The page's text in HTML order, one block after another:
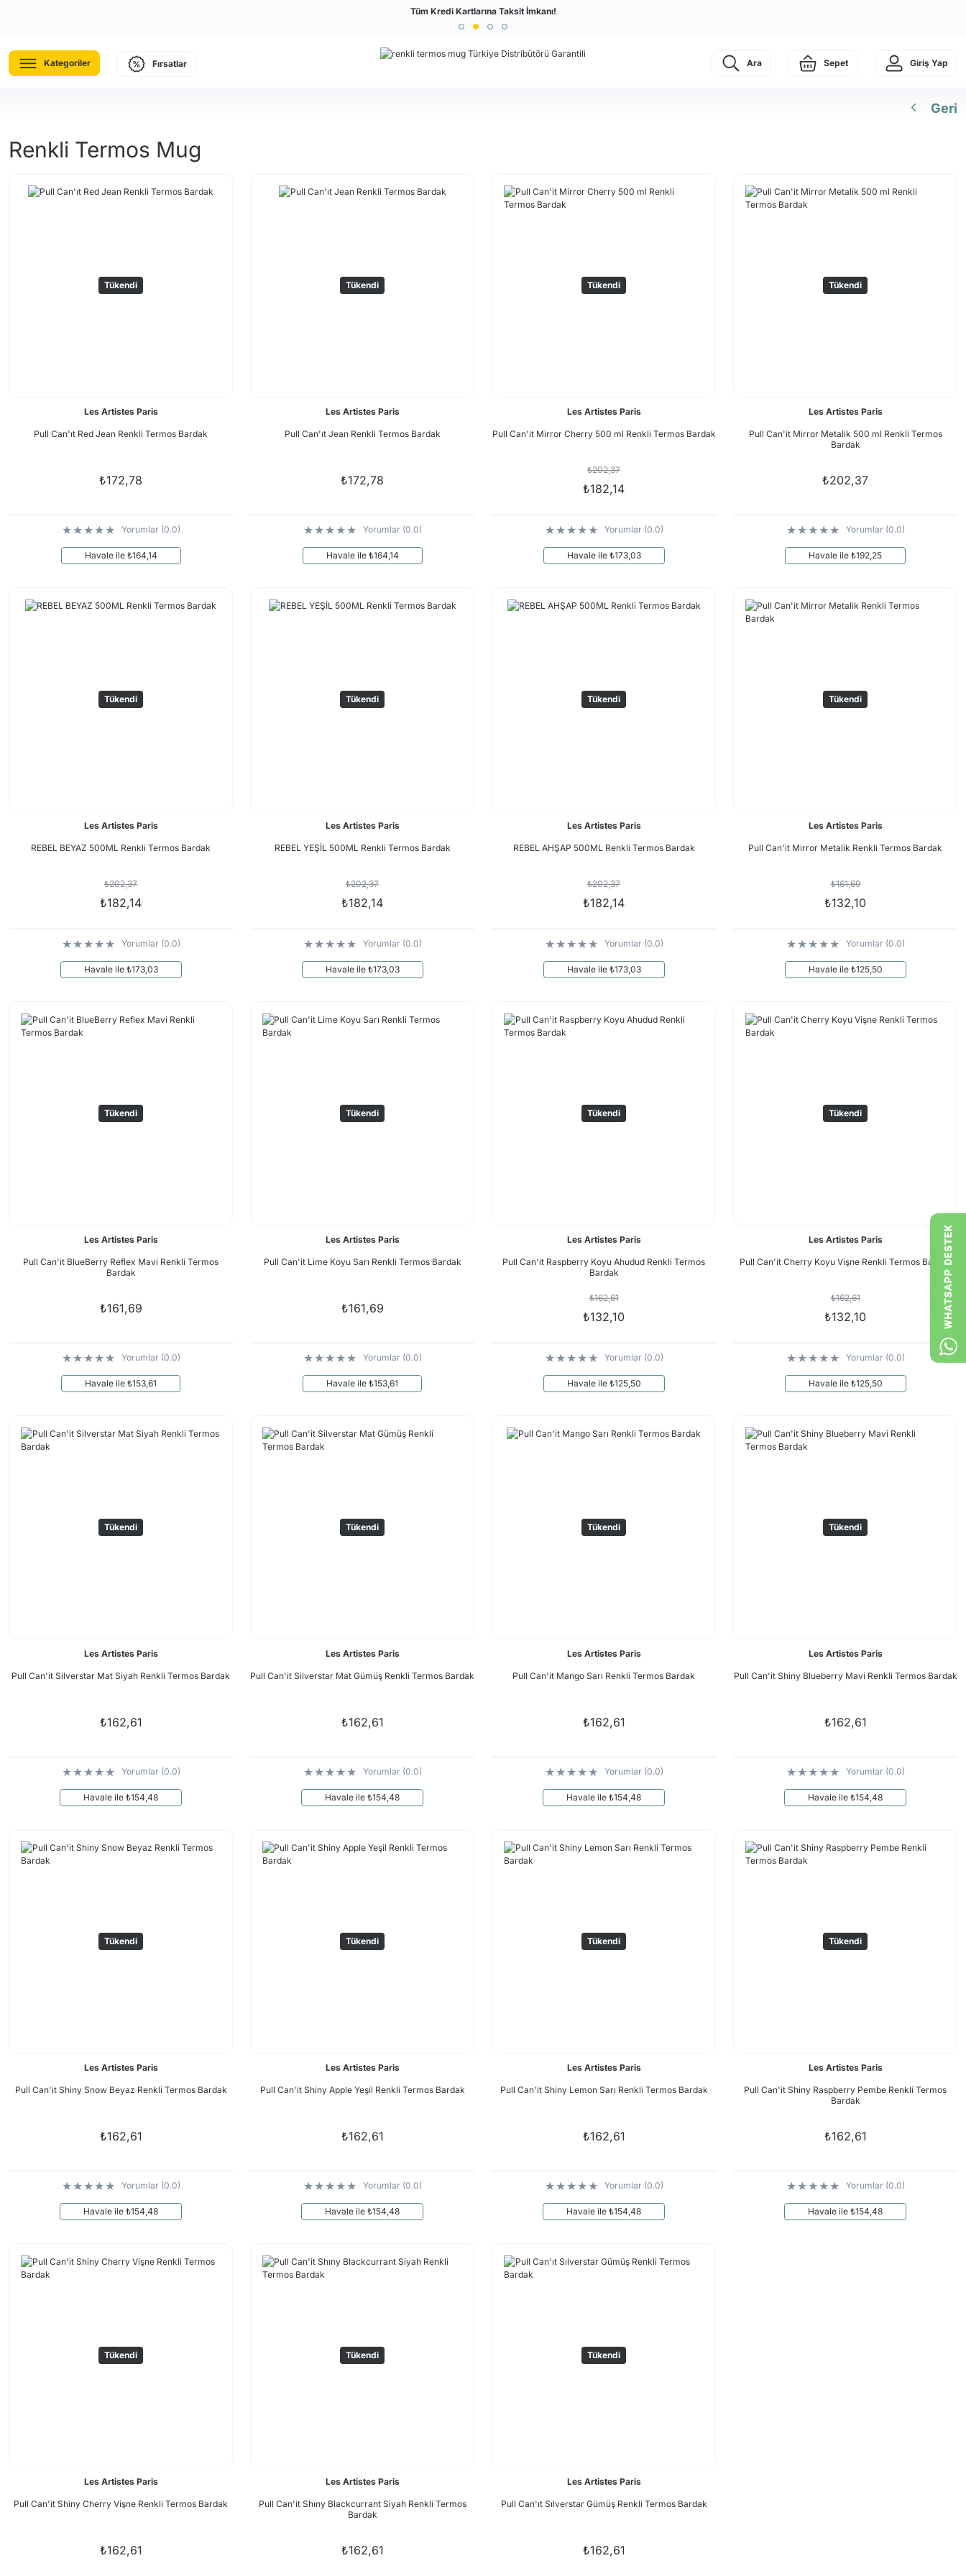
Türkiye'nin En Büyük Outdoor Sitesi
Tüm Kredi Kartlarına Taksit İmkanı!
Kategoriler Fırsatlar Ara Sepet Giriş Yap
Geri
Renkli Termos Mug
Tükendi
Les Artistes Paris
Pull Can'ıt Red Jean Renkli Termos Bardak
₺172,78
Yorumlar (0.0)
Havale ile ₺164,14
Tükendi
Les Artistes Paris
Pull Can'ıt Jean Renkli Termos Bardak
₺172,78
Yorumlar (0.0)
Havale ile ₺164,14
Tükendi
Les Artistes Paris
Pull Can'it Mirror Cherry 500 ml Renkli Termos Bardak
₺202,37
₺182,14
Yorumlar (0.0)
Havale ile ₺173,03
Tükendi
Les Artistes Paris
Pull Can'it Mirror Metalik 500 ml Renkli Termos
Bardak
₺202,37
Yorumlar (0.0)
Havale ile ₺192,25
Tükendi
Les Artistes Paris
REBEL BEYAZ 500ML Renkli Termos Bardak
₺202,37
₺182,14
Yorumlar (0.0)
Havale ile ₺173,03
Tükendi
Les Artistes Paris
REBEL YEŞİL 500ML Renkli Termos Bardak
₺202,37
₺182,14
Yorumlar (0.0)
Havale ile ₺173,03
Tükendi
Les Artistes Paris
REBEL AHŞAP 500ML Renkli Termos Bardak
₺202,37
₺182,14
Yorumlar (0.0)
Havale ile ₺173,03
Tükendi
Les Artistes Paris
Pull Can'it Mirror Metalik Renkli Termos Bardak
₺161,69
₺132,10
Yorumlar (0.0)
Havale ile ₺125,50
Tükendi
Les Artistes Paris
Pull Can'it BlueBerry Reflex Mavi Renkli Termos
Bardak
₺161,69
Yorumlar (0.0)
Havale ile ₺153,61
Tükendi
Les Artistes Paris
Pull Can'it Lime Koyu Sarı Renkli Termos Bardak
₺161,69
Yorumlar (0.0)
Havale ile ₺153,61
Tükendi
Les Artistes Paris
Pull Can'it Raspberry Koyu Ahudud Renkli Termos
Bardak
₺162,61
₺132,10
Yorumlar (0.0)
Havale ile ₺125,50
Tükendi
Les Artistes Paris
Pull Can'it Cherry Koyu Vişne Renkli Termos Bardak
₺162,61
₺132,10
Yorumlar (0.0)
Havale ile ₺125,50
Tükendi
Les Artistes Paris
Pull Can'it Silverstar Mat Siyah Renkli Termos Bardak
₺162,61
Yorumlar (0.0)
Havale ile ₺154,48
Tükendi
Les Artistes Paris
Pull Can'it Silverstar Mat Gümüş Renkli Termos Bardak
₺162,61
Yorumlar (0.0)
Havale ile ₺154,48
Tükendi
Les Artistes Paris
Pull Can'it Mango Sarı Renkli Termos Bardak
₺162,61
Yorumlar (0.0)
Havale ile ₺154,48
Tükendi
Les Artistes Paris
Pull Can'it Shiny Blueberry Mavi Renkli Termos Bardak
₺162,61
Yorumlar (0.0)
Havale ile ₺154,48
Tükendi
Les Artistes Paris
Pull Can'it Shiny Snow Beyaz Renkli Termos Bardak
₺162,61
Yorumlar (0.0)
Havale ile ₺154,48
Tükendi
Les Artistes Paris
Pull Can'it Shiny Apple Yeşil Renkli Termos Bardak
₺162,61
Yorumlar (0.0)
Havale ile ₺154,48
Tükendi
Les Artistes Paris
Pull Can'it Shiny Lemon Sarı Renkli Termos Bardak
₺162,61
Yorumlar (0.0)
Havale ile ₺154,48
Tükendi
Les Artistes Paris
Pull Can'it Shiny Raspberry Pembe Renkli Termos
Bardak
₺162,61
Yorumlar (0.0)
Havale ile ₺154,48
Tükendi
Les Artistes Paris
Pull Can'it Shiny Cherry Vişne Renkli Termos Bardak
₺162,61
Tükendi
Les Artistes Paris
Pull Can'it Shıny Blackcurrant Siyah Renkli Termos
Bardak
₺162,61
Tükendi
Les Artistes Paris
Pull Can'ıt Sılverstar Gümüş Renkli Termos Bardak
₺162,61